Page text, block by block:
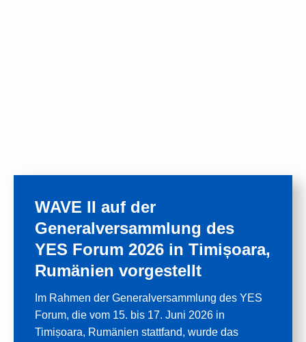
WAVE II auf der
Generalversammlung des
YES Forum 2026 in Timișoara,
Rumänien vorgestellt
Im Rahmen der Generalversammlung des YES
Forum, die vom 15. bis 17. Juni 2026 in
Timișoara, Rumänien stattfand, wurde das